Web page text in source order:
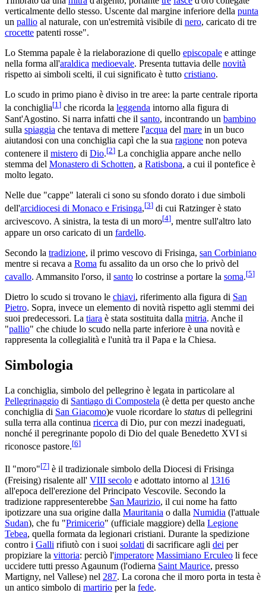
verticalmente dello stesso. Uscente dal margine inferiore della punta
un pallio al naturale, con un'estremità visibile di nero, caricato di tre
crocette patenti rosse".
Lo Stemma papale è la rielaborazione di quello episcopale e attinge
nella forma all'araldica medioevale. Presenta tuttavia delle novità
rispetto ai simboli scelti, il cui significato è tutto cristiano.
Lo scudo in primo piano è diviso in tre aree: la parte centrale riporta
la conchiglia[1] che ricorda la leggenda intorno alla figura di
Sant'Agostino. Si narra infatti che il santo, incontrando un bambino
sulla spiaggia che tentava di mettere l'acqua del mare in un buco
aiutandosi con una conchiglia capì che la sua ragione non poteva
contenere il mistero di Dio.[2] La conchiglia appare anche nello
stemma del Monastero di Schotten, a Ratisbona, a cui il pontefice è
molto legato.
Nelle due "cappe" laterali ci sono su sfondo dorato i due simboli
dell'arcidiocesi di Monaco e Frisinga,[3] di cui Ratzinger è stato
arcivescovo. A sinistra, la testa di un moro[4], mentre sull'altro lato
appare un orso caricato di un fardello.
Secondo la tradizione, il primo vescovo di Frisinga, san Corbiniano
mentre si recava a Roma fu assalito da un orso che lo privò del
cavallo. Ammansito l'orso, il santo lo costrinse a portare la soma.[5]
Dietro lo scudo si trovano le chiavi, riferimento alla figura di San
Pietro. Sopra, invece un elemento di novità rispetto agli stemmi dei
suoi predecessori. La tiara è stata sostituita dalla mitria. Anche il
"pallio" che chiude lo scudo nella parte inferiore è una novità e
rappresenta la collegialità e l'unità tra il Papa e la Chiesa.
Simbologia
La conchiglia, simbolo del pellegrino è legata in particolare al
Pellegrinaggio di Santiago di Compostela (è detta per questo anche
conchiglia di San Giacomo)e vuole ricordare lo status di pellegrini
sulla terra alla continua ricerca di Dio, pur con mezzi inadeguati,
nonché il peregrinante popolo di Dio del quale Benedetto XVI si
riconosce pastore.[6]
Il "moro"[7] è il tradizionale simbolo della Diocesi di Frisinga
(Freising) risalente all' VIII secolo e adottato intorno al 1316
all'epoca dell'erezione del Principato Vescovile. Secondo la
tradizione rappresenterebbe San Maurizio, il cui nome ha fatto
ipotizzare una sua origine dalla Mauritania o dalla Numidia (l'attuale
Sudan), che fu "Primicerio" (ufficiale maggiore) della Legione
Tebea, quella formata da legionari cristiani. Durante la spedizione
contro i Galli rifiutò con i suoi soldati di sacrificare agli dei per
propiziare la vittoria: perciò l'imperatore Massimiano Erculeo li fece
uccidere tutti presso Agaunum (l'odierna Saint Maurice, presso
Martigny, nel Vallese) nel 287. La corona che il moro porta in testa è
un antico simbolo di martirio per la fede.